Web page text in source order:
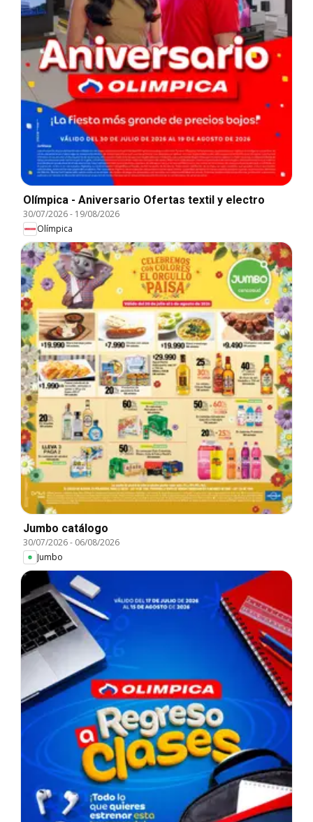
Olímpica - Aniversario Ofertas textil y electro
30/07/2026- 19/08/2026
Olímpica
Jumbo catálogo
30/07/2026- 06/08/2026
Jumbo